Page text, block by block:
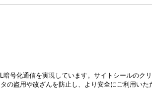
号化通信を実現しています。サイトシールのク
の盗用や改ざんを防止し、より安全にご利用いた